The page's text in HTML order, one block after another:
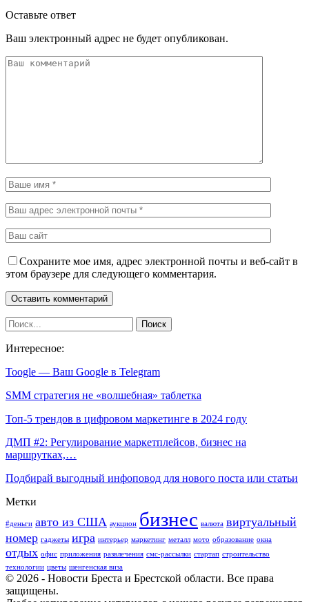
Оставьте ответ
Ваш электронный адрес не будет опубликован.
Сохраните мое имя, адрес электронной почты и веб-сайт в
этом браузере для следующего комментария.
Интересное:
Toogle — Ваш Google в Telegram
SMM стратегия не «волшебная» таблетка
Топ-5 трендов в цифровом маркетинге в 2024 году
ДМП #2: Регулирование маркетплейсов, бизнес на
маршрутках,…
Подбирай выгодный инфоповод для нового поста или статьи
Метки
#деньги авто из США аукцион бизнес валюта виртуальный
номер гаджеты игра интерьер маркетинг металл мото образование окна
отдых офис приложения развлечения смс-рассылки стартап строительство
технологии цветы шенгенская виза
© 2026 - Новости Бреста и Брестской области. Все права
защищены.